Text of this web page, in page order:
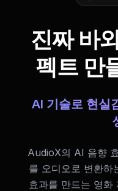
진짜 바
펙트 만
AI 기술로 현실
AudioX의 AI 음향
를 오디오로 변환하
효과를 만드는 영화